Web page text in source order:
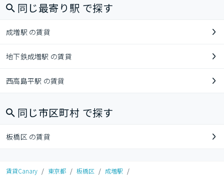
同じ最寄り駅 で探す
成増駅 の賃貸
地下鉄成増駅 の賃貸
西高島平駅 の賃貸
同じ市区町村 で探す
板橋区 の賃貸
賃貸Canary / 東京都 / 板橋区 / 成増駅 /